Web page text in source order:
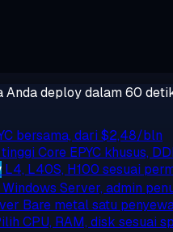
Anda deploy dalam 60
bersama, dari $2,48/bln
Core EPYC khusus,
L4, L40S, H100 sesuai
Windows Server, admin
Bare metal satu
CPU, RAM, disk sesuai